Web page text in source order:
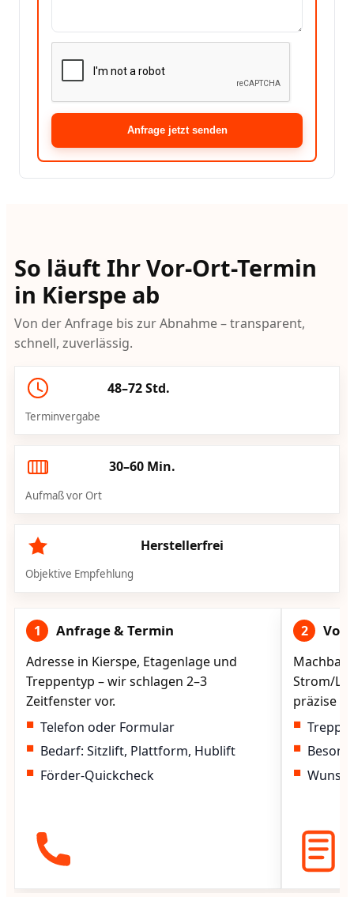
Anfrage jetzt senden
So läuft Ihr Vor-Ort-Termin
in Kierspe ab
Von der Anfrage bis zur Abnahme – transparent,
schnell, zuverlässig.
48–72 Std.
Terminvergabe
30–60 Min.
Aufmaß vor Ort
Herstellerfrei
Objektive Empfehlung
1 Anfrage & Termin
Adresse in Kierspe, Etagenlage und
Treppentyp – wir schlagen 2–3
Zeitfenster vor.
Telefon oder Formular
Bedarf: Sitzlift, Plattform, Hublift
Förder-Quickcheck
2
Strom/
präzise